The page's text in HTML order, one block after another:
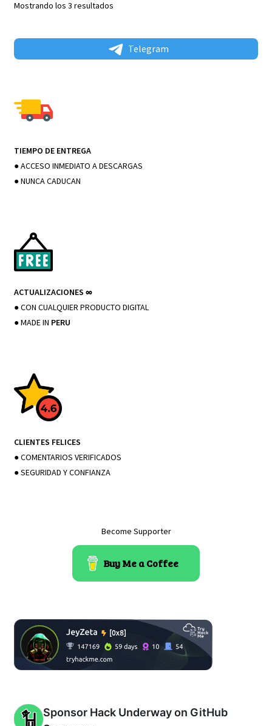
Mostrando los 3 resultados
Telegram
TIEMPO DE ENTREGA
● ACCESO INMEDIATO A DESCARGAS
● NUNCA CADUCAN
ACTUALIZACIONES ∞
● CON CUALQUIER PRODUCTO DIGITAL
● MADE IN PERU
CLIENTES FELICES
● COMENTARIOS VERIFICADOS
● SEGURIDAD Y CONFIANZA
Become Supporter
Buy Me a Coffee